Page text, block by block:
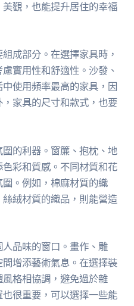
觀，也能提升居住的幸福
成部分。在選擇家具時，
實用性和舒適性。沙發、
使用頻率最高的家具，因
家具的尺寸和款式，也要
的利器。窗簾、抱枕、地
彩和質感。不同材質和花
。例如，棉麻材質的織
絨材質的織品，則能營造
品味的窗口。畫作、雕
增添藝術氣息。在選擇裝
格相協調，避免過於雜
很重要，可以選擇一些能